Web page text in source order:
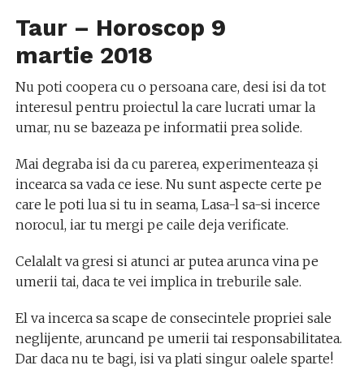
Taur – Horoscop 9
martie 2018
Nu poti coopera cu o persoana care, desi isi da tot
interesul pentru proiectul la care lucrati umar la
umar, nu se bazeaza pe informatii prea solide.
Mai degraba isi da cu parerea, experimenteaza și
incearca sa vada ce iese. Nu sunt aspecte certe pe
care le poti lua si tu in seama, Lasa-l sa-si incerce
norocul, iar tu mergi pe caile deja verificate.
Celalalt va gresi si atunci ar putea arunca vina pe
umerii tai, daca te vei implica in treburile sale.
El va incerca sa scape de consecintele propriei sale
neglijente, aruncand pe umerii tai responsabilitatea.
Dar daca nu te bagi, isi va plati singur oalele sparte!